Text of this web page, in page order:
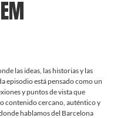
las ideas, las historias y las
episodio está pensado como un
y puntos de vista que
contenido cercano, auténtico y
hablamos del Barcelona